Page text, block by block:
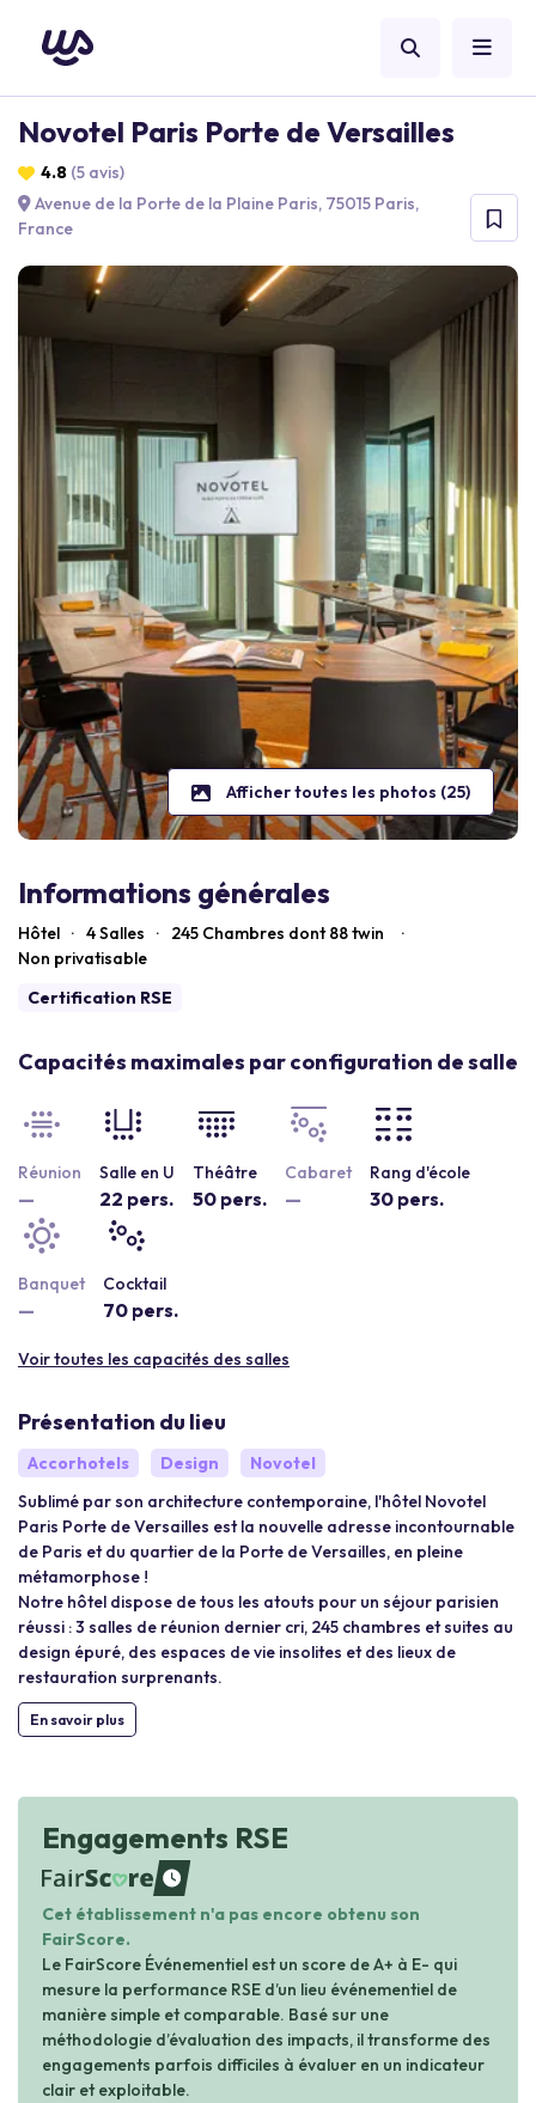
Novotel Paris Porte de Versailles
4.8 (5 avis)
Avenue de la Porte de la Plaine Paris, 75015 Paris,
France
Afficher toutes les photos (25)
Informations générales
Hôtel · 4 Salles · 245 Chambres dont 88 twin
·
Non privatisable
Certification RSE
Capacités maximales par configuration de salle
Réunion
—
Salle en U
22 pers.
Théâtre
50 pers.
Cabaret
—
Rang d'école
30 pers.
Banquet
—
Cocktail
70 pers.
Voir toutes les capacités des salles
Présentation du lieu
Accorhotels Design
Novotel
Sublimé par son architecture contemporaine, l'hôtel Novotel
Paris Porte de Versailles est la nouvelle adresse incontournable
de Paris et du quartier de la Porte de Versailles, en pleine
métamorphose !
Notre hôtel dispose de tous les atouts pour un séjour parisien
réussi : 3 salles de réunion dernier cri, 245 chambres et suites au
design épuré, des espaces de vie insolites et des lieux de
restauration surprenants.
En savoir plus
Engagements RSE
waiting
Cet établissement n'a pas encore obtenu son
FairScore.
Le FairScore Événementiel est un score de A+ à E- qui
mesure la performance RSE d’un lieu événementiel de
manière simple et comparable. Basé sur une
méthodologie d’évaluation des impacts, il transforme des
engagements parfois difficiles à évaluer en un indicateur
clair et exploitable.